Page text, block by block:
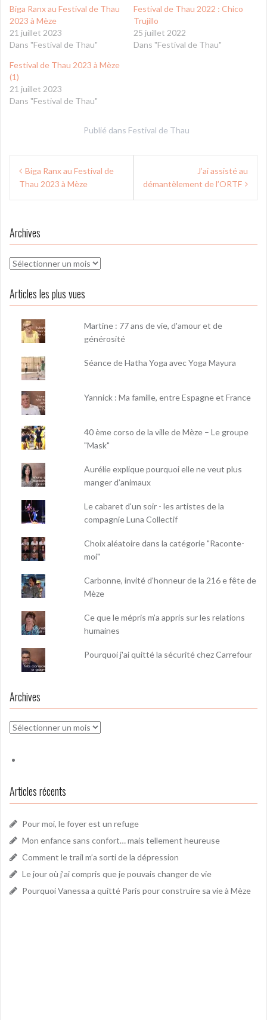
Biga Ranx au Festival de Thau
2023 à Mèze
21 juillet 2023
Dans "Festival de Thau"
Festival de Thau 2022 : Chico
Trujillo
25 juillet 2022
Dans "Festival de Thau"
Festival de Thau 2023 à Mèze
(1)
21 juillet 2023
Dans "Festival de Thau"
Publié dans Festival de Thau
Navigation
deBiga Ranx au Festival de
Thau 2023 à Mèze
J’ai assisté au
démantèlement de l’ORTF
Archives
Archives
Articles les plus vues
Martine : 77 ans de vie, d'amour et de
générosité
Séance de Hatha Yoga avec Yoga Mayura
Yannick : Ma famille, entre Espagne et France
40 ème corso de la ville de Mèze – Le groupe
"Mask"
Aurélie explique pourquoi elle ne veut plus
manger d’animaux
Le cabaret d'un soir - les artistes de la
compagnie Luna Collectif
Choix aléatoire dans la catégorie "Raconte-
moi"
Carbonne, invité d'honneur de la 216 e fête de
Mèze
Ce que le mépris m’a appris sur les relations
humaines
Pourquoi j'ai quitté la sécurité chez Carrefour
Archives
Archives
Articles récents
Pour moi, le foyer est un refuge
Mon enfance sans confort… mais tellement heureuse
Comment le trail m’a sorti de la dépression
Le jour où j’ai compris que je pouvais changer de vie
Pourquoi Vanessa a quitté Paris pour construire sa vie à Mèze